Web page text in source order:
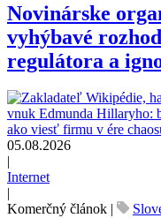
Novinárske
vyhýbavé
regulátora a
05.08.2026
Internet
Komerčný článok